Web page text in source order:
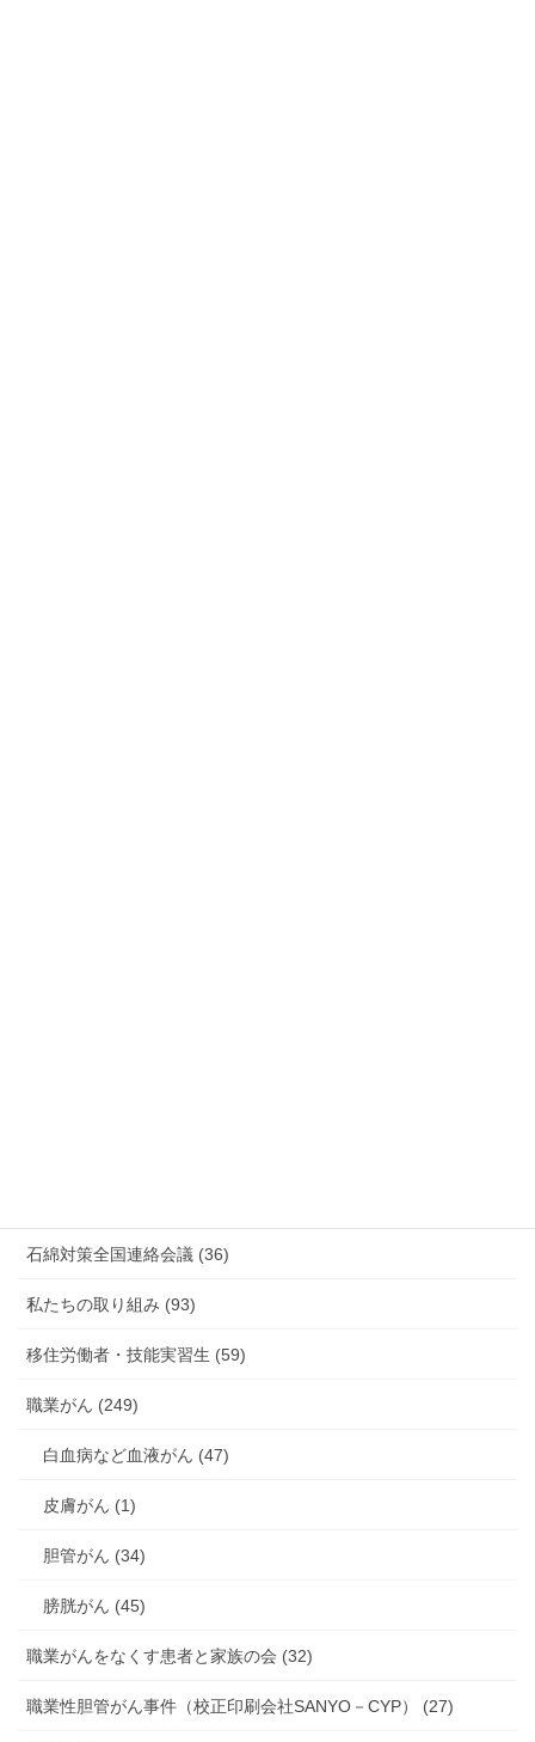
石綿対策全国連絡会議 (36)
私たちの取り組み (93)
移住労働者・技能実習生 (59)
職業がん (249)
白血病など血液がん (47)
皮膚がん (1)
胆管がん (34)
膀胱がん (45)
職業がんをなくす患者と家族の会 (32)
職業性胆管がん事件（校正印刷会社SANYO－CYP） (27)